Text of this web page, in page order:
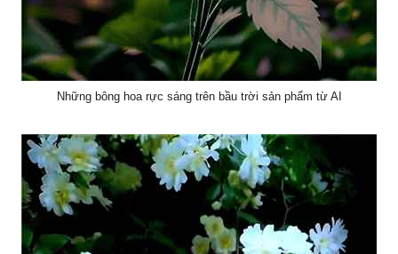
Những bông hoa rực sáng trên bầu trời sản phẩm từ AI